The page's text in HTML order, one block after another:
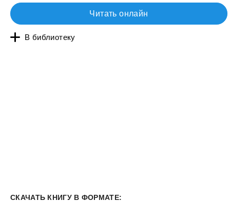
Читать онлайн
В библиотеку
СКАЧАТЬ КНИГУ В ФОРМАТЕ: